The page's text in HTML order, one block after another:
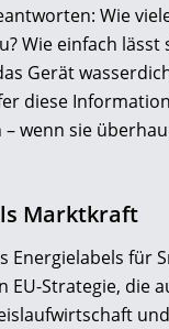
Wie
Wie einfach lässt
Gerät
diese
– wenn sie
Marktkraft
Energielabels für
EU-Strategie, die
und